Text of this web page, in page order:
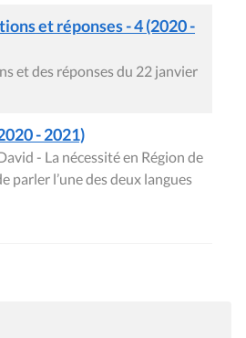
et réponses - 4 (2020 -
et des réponses du 22 janvier
- 2021)
- La nécessité en Région de
parler l’une des deux langues